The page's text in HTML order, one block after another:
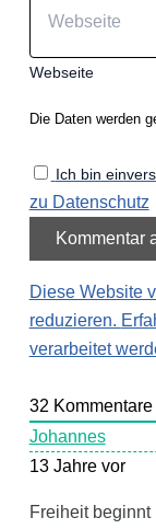
Webseite
Die Daten werden
Ich bin
zu Datenschutz
Diese Website
reduzieren.
verarbeitet
32 Kommentare
Johannes
13 Jahre vor
Freiheit beginnt